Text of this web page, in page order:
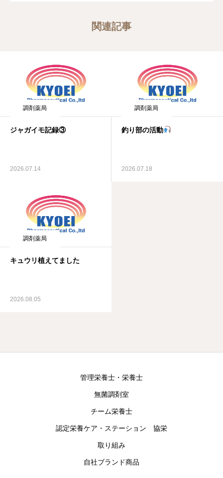
関連記事
調剤薬局
ジャガイモ記録③
2026.07.14
調剤薬局
釣り部の活動
2026.07.18
調剤薬局
キュウリ植えてました
2026.08.05
管理栄養士・栄養士
無菌調剤室
チーム栄養士
認定栄養ケア・ステーション 協栄
取り組み
自社ブランド商品